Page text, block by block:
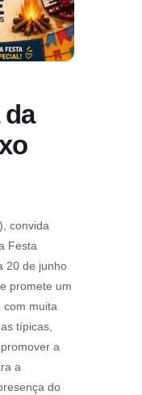
convida
Festa
20 de junho
promete um
com muita
típicas,
a
a
do